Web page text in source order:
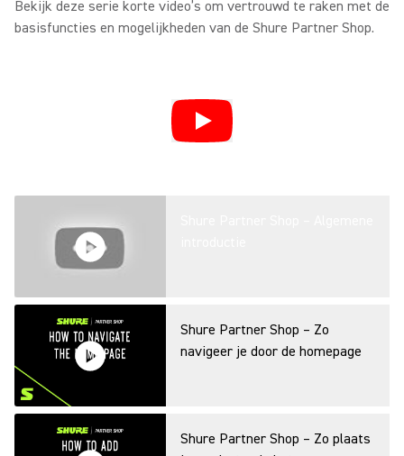
Bekijk deze serie korte video’s om vertrouwd te raken met de
basisfuncties en mogelijkheden van de Shure Partner Shop.
Shure Partner Shop – Zo
navigeer je door de homepage
Shure Partner Shop – Zo plaats